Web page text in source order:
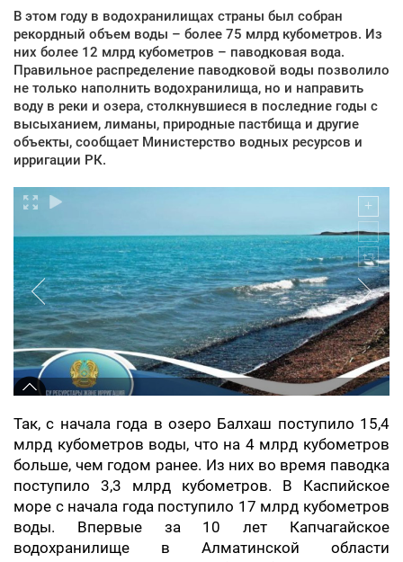
В этом году в водохранилищах страны был собран
рекордный объем воды – более 75 млрд кубометров. Из
них более 12 млрд кубометров – паводковая вода.
Правильное распределение паводковой воды позволило
не только наполнить водохранилища, но и направить
воду в реки и озера, столкнувшиеся в последние годы с
высыханием, лиманы, природные пастбища и другие
объекты, сообщает Министерство водных ресурсов и
ирригации РК.
Так, с начала года в озеро Балхаш поступило 15,4
млрд кубометров воды, что на 4 млрд кубометров
больше, чем годом ранее. Из них во время паводка
поступило 3,3 млрд кубометров. В Каспийское
море с начала года поступило 17 млрд кубометров
воды. Впервые за 10 лет Капчагайское
водохранилище в Алматинской области